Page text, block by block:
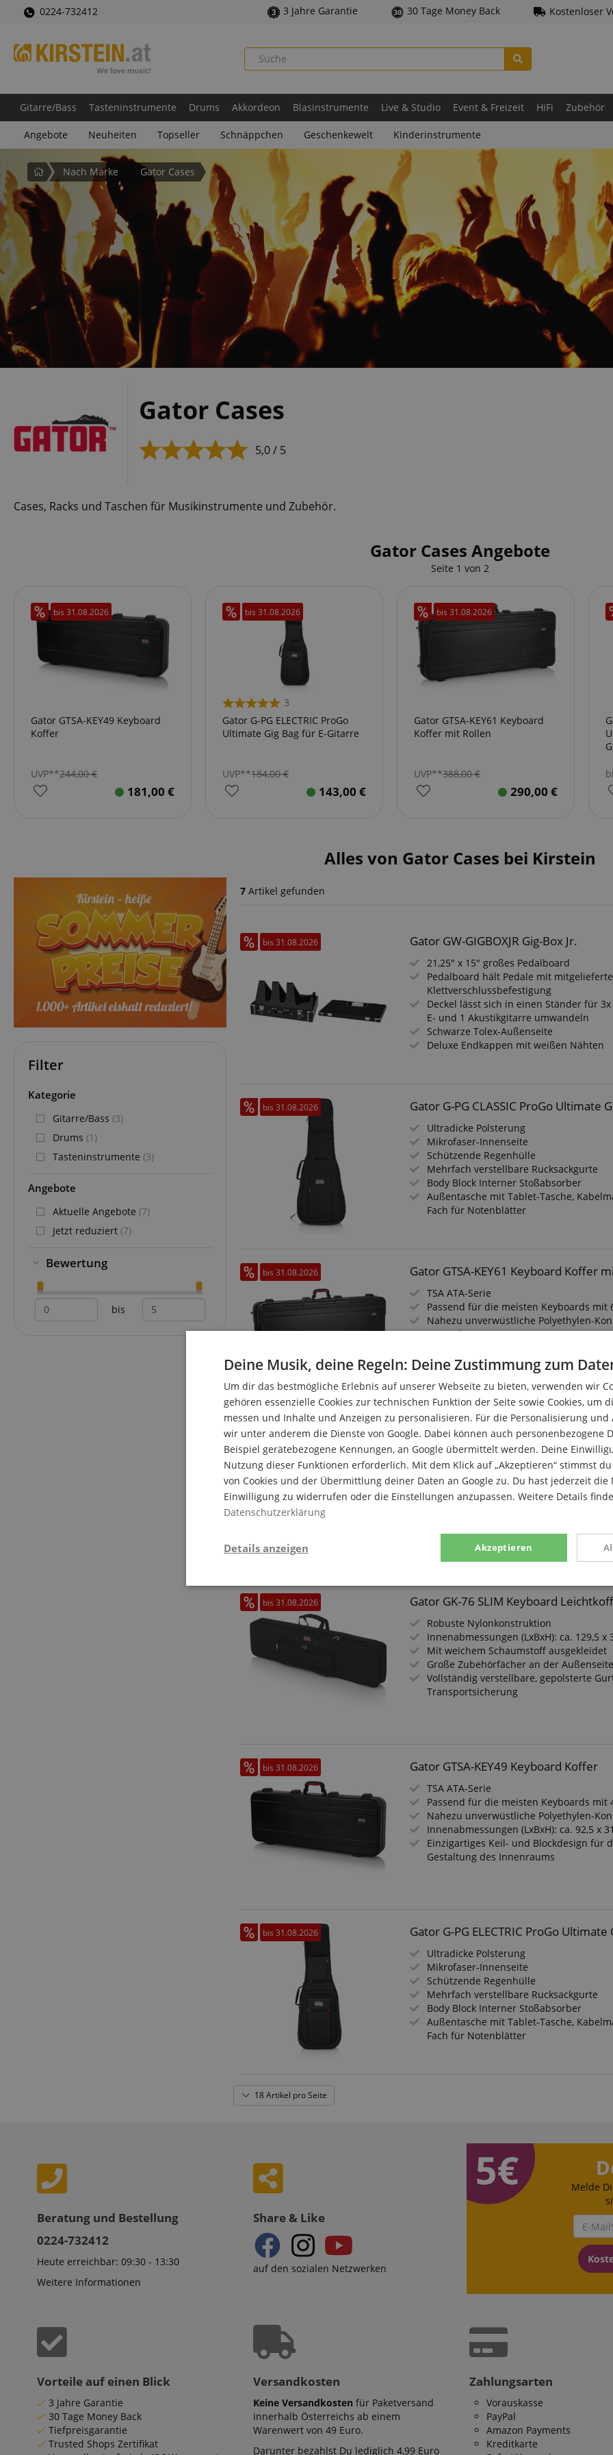
0224-732412 3 Jahre Garantie 30 Tage Money Back Kostenloser
Gitarre/Bass Tasteninstrumente Drums Akkordeon Blasinstrumente Live & Studio Event & Freizeit HiFi Zubehör
Angebote Neuheiten Topseller Schnäppchen Geschenkewelt Kinderinstrumente
StartseiteNach Marke Gator Cases
Gator Cases
5,0 / 5
Cases, Racks und Taschen für Musikinstrumente und Zubehör.
Gator Cases Angebote
Seite 1 von 2
bis 31.08.2026
Gator GTSA-KEY49 Keyboard
Koffer
UVP**244,00€
181,00 €
bis 31.08.2026
3
Gator G-PG ELECTRIC ProGo
Ultimate Gig Bag für E-Gitarre
UVP**184,00€
143,00 €
bis 31.08.2026
Gator GTSA-KEY61 Keyboard
Koffer mit Rollen
UVP**388,00€
290,00 €
Alles von Gator Cases bei Kirstein
Filter
Kategorie
Gitarre/Bass (3)
Drums (1)
Tasteninstrumente (3)
Angebote
Aktuelle Angebote (7)
Jetzt reduziert (7)
Bewertung
bis
7 Artikel gefunden
bis 31.08.2026 Gator GW-GIGBOXJR Gig-Box Jr.
21,25" x 15" großes Pedalboard
Pedalboard hält Pedale mit
Klettverschlussbefestigung
Deckel lässt sich in einen Ständer für
E- und 1 Akustikgitarre umwandeln
Schwarze Tolex-Außenseite
Deluxe Endkappen mit weißen Nähten
bis 31.08.2026 Gator G-PG CLASSIC ProGo Ultimate
Ultradicke Polsterung
Mikrofaser-Innenseite
Schützende Regenhülle
Mehrfach verstellbare Rucksackgurte
Body Block Interner Stoßabsorber
Außentasche mit Tablet-Tasche,
Fach für Notenblätter
bis 31.08.2026 Gator GTSA-KEY61 Keyboard Koffer
TSA ATA-Serie
Passend für die meisten Keyboards mit
Nahezu unverwüstliche Polyethylen-
Innenabmessungen (LxBxH): ca. 111,5 x
Gestaltung des Innenraums
90 kg Tragfähigkeit der versenkten In-
bis 31.08.2026 Gator GP-DRUMCART Hardware
Tasche für Schlagzeug-Hardware aus
Das Taschenteil ist vom Rollwagen
Rollwagen aus 25mm Stahl
Große, mit 45 kg belastbare Räder im
bis 31.08.2026 Gator GK-76 SLIM Keyboard
Robuste Nylonkonstruktion
Innenabmessungen (LxBxH): ca. 129,5 x
Mit weichem Schaumstoff ausgekleidet
Große Zubehörfächer an der Außenseite
Vollständig verstellbare, gepolsterte
Transportsicherung
bis 31.08.2026 Gator GTSA-KEY49 Keyboard Koffer
TSA ATA-Serie
Passend für die meisten Keyboards mit
Nahezu unverwüstliche Polyethylen-
Innenabmessungen (LxBxH): ca. 92,5 x
Einzigartiges Keil- und Blockdesign für
Gestaltung des Innenraums
bis 31.08.2026 Gator G-PG ELECTRIC ProGo
Ultradicke Polsterung
Mikrofaser-Innenseite
Schützende Regenhülle
Mehrfach verstellbare Rucksackgurte
Body Block Interner Stoßabsorber
Außentasche mit Tablet-Tasche,
Fach für Notenblätter
18 Artikel pro Seite
Melde
Beratung und Bestellung
0224-732412
Heute erreichbar: 09:30 - 13:30
Weitere Informationen
Share & Like
auf den sozialen Netzwerken
Vorteile auf einen Blick
3 Jahre Garantie
30 Tage Money Back
Tiefpreisgarantie
Trusted Shops Zertifikat
Versandkosten
Keine Versandkosten für Paketversand
innerhalb Österreichs ab einem
Warenwert von 49 Euro.
Darunter bezahlst Du lediglich 4,99 Euro
Zahlungsarten
Vorauskasse
PayPal
Amazon Payments
Kreditkarte
Deine Musik, deine Regeln: Deine Zustimmung zum
Um dir das bestmögliche Erlebnis auf unserer Webseite zu bieten, verwenden wir
gehören essenzielle Cookies zur technischen Funktion der Seite sowie Cookies, um
messen und Inhalte und Anzeigen zu personalisieren. Für die Personalisierung und
wir unter anderem die Dienste von Google. Dabei können auch personenbezogene
Beispiel gerätebezogene Kennungen, an Google übermittelt werden. Deine
Nutzung dieser Funktionen erforderlich. Mit dem Klick auf „Akzeptieren“ stimmst
von Cookies und der Übermittlung deiner Daten an Google zu. Du hast jederzeit die
Einwilligung zu widerrufen oder die Einstellungen anzupassen. Weitere Details
Datenschutzerklärung
Akzeptieren
Details anzeigen
Statistik Marketing
Statistik Marketing Funktional
Cookie
Anbieter /
Domain
Beschreibung
zoovu-
91347
59
Enables remembering the state of zoovu assistant for a given
answers were clicked, on which page he was the last time, etc.).